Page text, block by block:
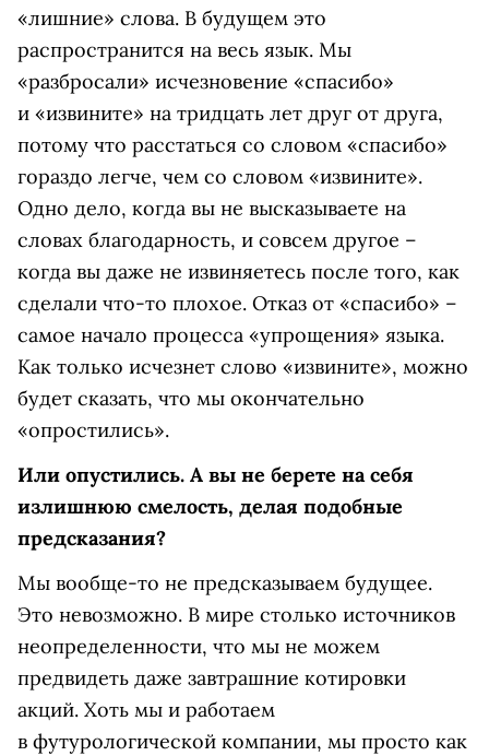
«лишние» слова. В будущем это
распространится на весь язык. Мы
«разбросали» исчезновение «спасибо»
и «извините» на тридцать лет друг от друга,
потому что расстаться со словом «спасибо»
гораздо легче, чем со словом «извините».
Одно дело, когда вы не высказываете на
словах благодарность, и совсем другое –
когда вы даже не извиняетесь после того, как
сделали что-то плохое. Отказ от «спасибо» –
самое начало процесса «упрощения» языка.
Как только исчезнет слово «извините», можно
будет сказать, что мы окончательно
«опростились».
Или опустились. А вы не берете на себя
излишнюю смелость, делая подобные
предсказания?
Мы вообще-то не предсказываем будущее.
Это невозможно. В мире столько источников
неопределенности, что мы не можем
предвидеть даже завтрашние котировки
акций. Хоть мы и работаем
в футурологической компании, мы просто как